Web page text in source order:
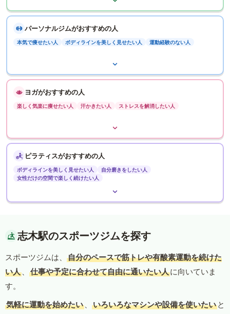
パーソナルジムがおすすめの人
本気で痩せたい人 ボディラインを美しく見せたい人 運動経験のない人
ヨガがおすすめの人
楽しく気楽に痩せたい人 汗かきたい人 ストレスを解消したい人
ピラティスがおすすめの人
ボディラインを美しく見せたい人
自分磨きをしたい人
女性だけの空間で楽しく続けたい人
志木駅のスポーツジムを探す
スポーツジムは、
自分のペースで筋トレや有酸素運動を続けた
い人 、 仕事や予定に合わせて自由に通いたい人に向いていま
す。
気軽に運動を始めたい 、 いろいろなマシンや設備を使いたい と